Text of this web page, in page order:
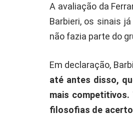
A avaliação da
Barbieri, os sinais
não fazia parte do
Em declaração,
até antes disso,
mais
filosofias de